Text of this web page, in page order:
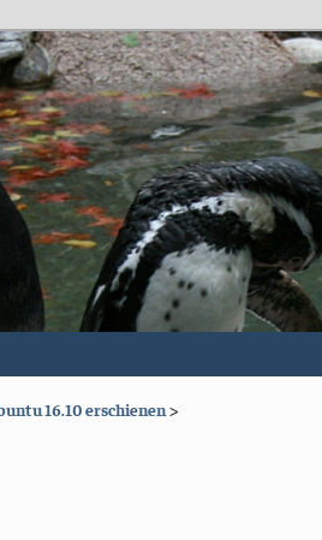
16.10 erschienen>